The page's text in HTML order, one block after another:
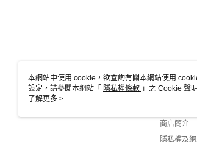
關於我
商店簡介
隱私權及
本網站中使用 cookie，欲查詢有關本網站使用
設定，請參閱本網站「 隱私權條款 」之 Cookie 聲
使用 cookie。
了解更多 >